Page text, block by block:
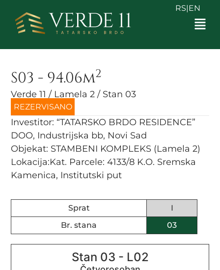
RS|EN
S03 - 94.06m2
Verde 11 / Lamela 2 / Stan 03
REZERVISANO
Investitor: “TATARSKO BRDO RESIDENCE”
DOO, Industrijska bb, Novi Sad
Objekat: STAMBENI KOMPLEKS (Lamela 2)
Lokacija:Kat. Parcele: 4133/8 K.O. Sremska
Kamenica, Institutski put
Sprat
I
Br. stana
03
Stan 03 - L02